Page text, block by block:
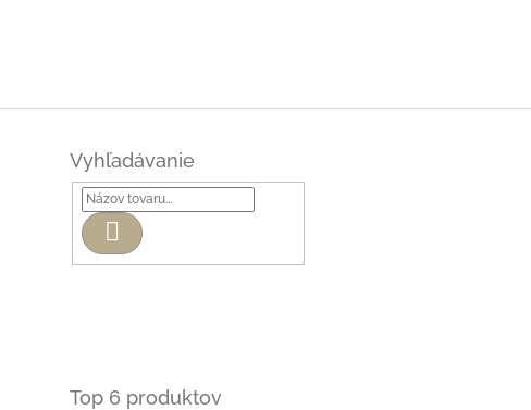
Vyhľadávanie
Hľadať
Top 6 produktov